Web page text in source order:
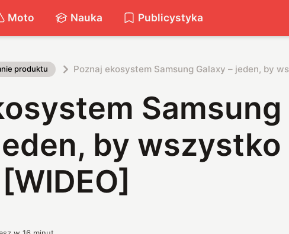
Moto Nauka Publicystyka
produktu Poznaj ekosystem Samsung Galaxy – jeden, by
Samsung
by wszystko